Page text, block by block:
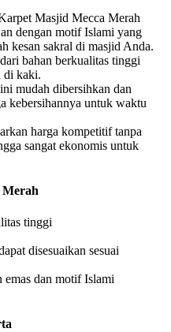
Masjid Mecca Merah
dengan motif Islami yang
kesan sakral di masjid Anda.
bahan berkualitas tinggi
di kaki.
mudah dibersihkan dan
kebersihannya untuk waktu
harga kompetitif tanpa
sangat ekonomis untuk
Merah
tinggi
disesuaikan sesuai
emas dan motif Islami